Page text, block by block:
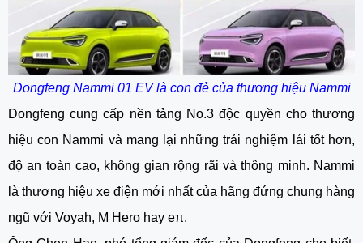
Dongfeng Nammi 01 EV là con đẻ của thương hiệu Nammi
Dongfeng cung cấp nền tảng No.3 độc quyền cho thương
hiệu con Nammi và mang lại những trải nghiệm lái tốt hơn,
độ an toàn cao, không gian rộng rãi và thông minh. Nammi
là thương hiệu xe điện mới nhất của hãng đứng chung hàng
ngũ với Voyah, M Hero hay eπ.